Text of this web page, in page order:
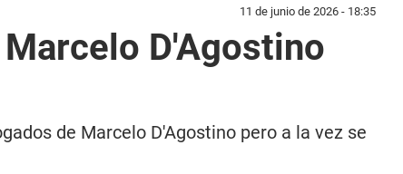
11 de junio de 2026 - 18:35
D'Agostino
de Marcelo D'Agostino pero a la vez se